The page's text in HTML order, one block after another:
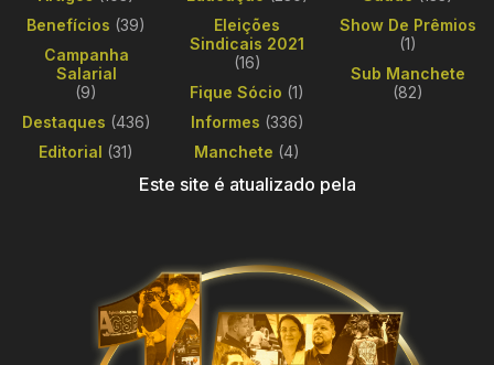
Benefícios (39)
Campanha
Salarial
(9)
Destaques (436)
Editorial (31)
Eleições
Sindicais 2021
(16)
Fique Sócio (1)
Informes (336)
Manchete (4)
Show De Prêmios
(1)
Sub Manchete
(82)
Este site é atualizado pela